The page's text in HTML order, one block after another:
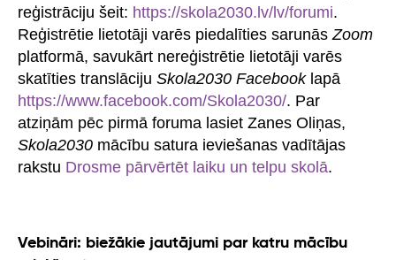
reģistrāciju šeit: https://skola2030.lv/lv/forumi.
Reģistrētie lietotāji varēs piedalīties sarunās Zoom
platformā, savukārt nereģistrētie lietotāji varēs
skatīties translāciju Skola2030 Facebooklapā
https://www.facebook.com/Skola2030/. Par
atziņām pēc pirmā foruma lasiet Zanes Oliņas,
Skola2030 mācību satura ieviešanas vadītājas
rakstu Drosme pārvērtēt laiku un telpu skolā.
Vebināri: biežākie jautājumi par katru mācību